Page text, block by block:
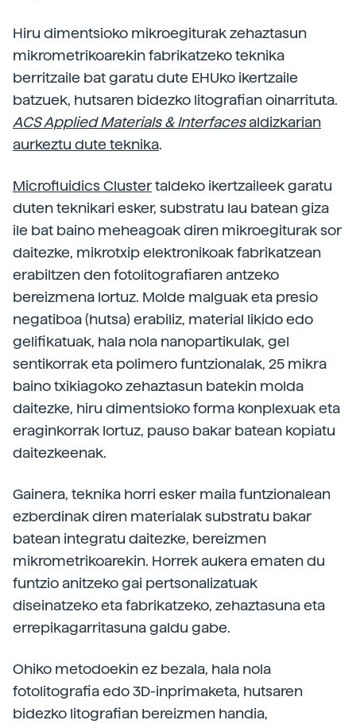
Hiru dimentsioko mikroegiturak zehaztasun
mikrometrikoarekin fabrikatzeko teknika
berritzaile bat garatu dute EHUko ikertzaile
batzuek, hutsaren bidezko litografian oinarrituta.
ACS Applied Materials & Interfacesaldizkarian
aurkeztu dute teknika.
Microfluidics Clustertaldeko ikertzaileek garatu
duten teknikari esker, substratu lau batean giza
ile bat baino meheagoak diren mikroegiturak sor
daitezke, mikrotxip elektronikoak fabrikatzean
erabiltzen den fotolitografiaren antzeko
bereizmena lortuz. Molde malguak eta presio
negatiboa (hutsa) erabiliz, material likido edo
gelifikatuak, hala nola nanopartikulak, gel
sentikorrak eta polimero funtzionalak, 25 mikra
baino txikiagoko zehaztasun batekin molda
daitezke, hiru dimentsioko forma konplexuak eta
eraginkorrak lortuz, pauso bakar batean kopiatu
daitezkeenak.
Gainera, teknika horri esker maila funtzionalean
ezberdinak diren materialak substratu bakar
batean integratu daitezke, bereizmen
mikrometrikoarekin. Horrek aukera ematen du
funtzio anitzeko gai pertsonalizatuak
diseinatzeko eta fabrikatzeko, zehaztasuna eta
errepikagarritasuna galdu gabe.
Ohiko metodoekin ez bezala, hala nola
fotolitografia edo 3D-inprimaketa, hutsaren
bidezko litografian bereizmen handia,